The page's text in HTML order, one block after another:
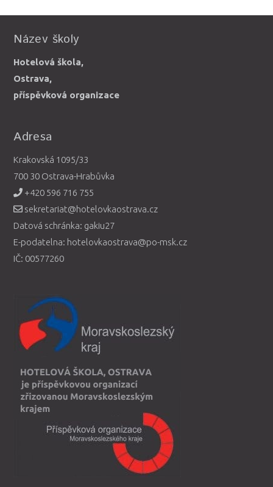
Název školy
Hotelová škola,
Ostrava,
příspěvková organizace
Adresa
Krakovská 1095/33
700 30 Ostrava-Hrabůvka
+420 596 716 755
sekretariat@hotelovkaostrava.cz
Datová schránka: gakiu27
E-podatelna: hotelovkaostrava@po-msk.cz
IČ: 00577260